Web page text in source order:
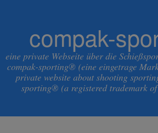
compak-
eine private Webseite über die
compak-sporting® (eine eingetrage
private website about shooting
sporting® (a registered trademark